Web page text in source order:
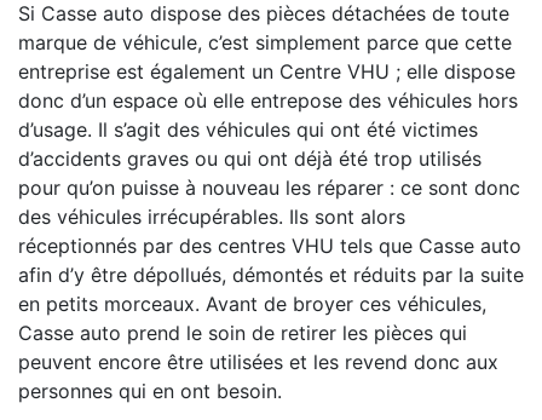
Si Casse auto dispose des pièces détachées de toute
marque de véhicule, c’est simplement parce que cette
entreprise est également un Centre VHU ; elle dispose
donc d’un espace où elle entrepose des véhicules hors
d’usage. Il s’agit des véhicules qui ont été victimes
d’accidents graves ou qui ont déjà été trop utilisés
pour qu’on puisse à nouveau les réparer : ce sont donc
des véhicules irrécupérables. Ils sont alors
réceptionnés par des centres VHU tels que Casse auto
afin d’y être dépollués, démontés et réduits par la suite
en petits morceaux. Avant de broyer ces véhicules,
Casse auto prend le soin de retirer les pièces qui
peuvent encore être utilisées et les revend donc aux
personnes qui en ont besoin.